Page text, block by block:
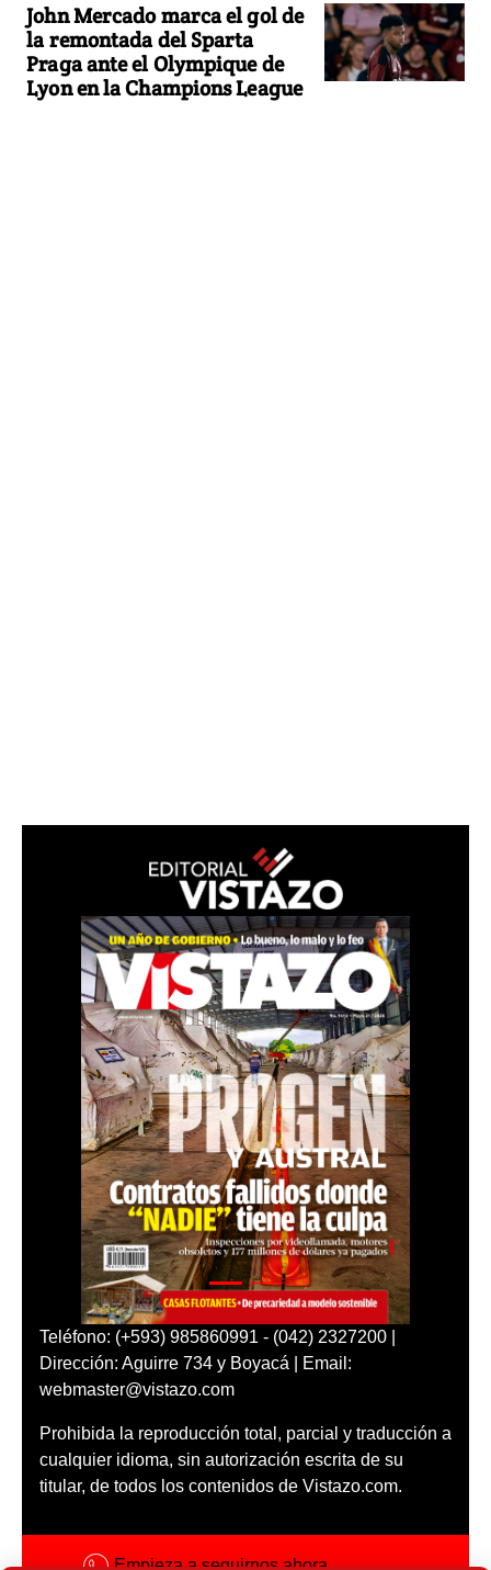
John Mercado marca el gol de
la remontada del Sparta
Praga ante el Olympique de
Lyon en la Champions League
Teléfono: (+593) 985860991 - (042) 2327200 |
Dirección: Aguirre 734 y Boyacá | Email:
webmaster@vistazo.com
Prohibida la reproducción total, parcial y traducción a
cualquier idioma, sin autorización escrita de su
titular, de todos los contenidos de Vistazo.com.
Empieza a seguirnos ahora